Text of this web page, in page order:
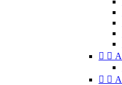
 
 